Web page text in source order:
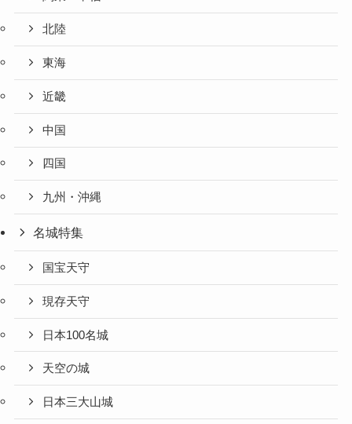
北陸
東海
近畿
中国
四国
九州・沖縄
名城特集
国宝天守
現存天守
日本100名城
天空の城
日本三大山城